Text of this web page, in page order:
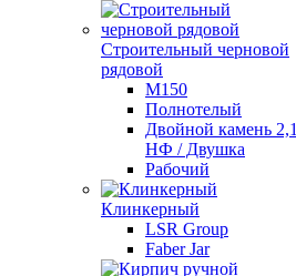
Строительный черновой
рядовой
М150
Полнотелый
Двойной камень 2,1
НФ / Двушка
Рабочий
Клинкерный
LSR Group
Faber Jar